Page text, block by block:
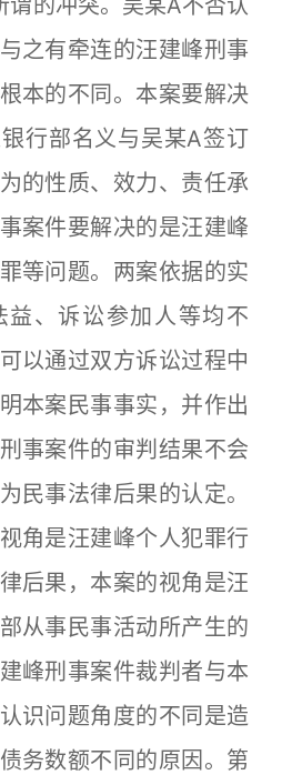
谓的冲突。吴某A不否认
之有牵连的汪建峰刑事
本的不同。本案要解决
行部名义与吴某A签订
的性质、效力、责任承
案件要解决的是汪建峰
等问题。两案依据的实
、诉讼参加人等均不
以通过双方诉讼过程中
本案民事事实，并作出
事案件的审判结果不会
民事法律后果的认定。
角是汪建峰个人犯罪行
后果，本案的视角是汪
从事民事活动所产生的
峰刑事案件裁判者与本
识问题角度的不同是造
务数额不同的原因。第